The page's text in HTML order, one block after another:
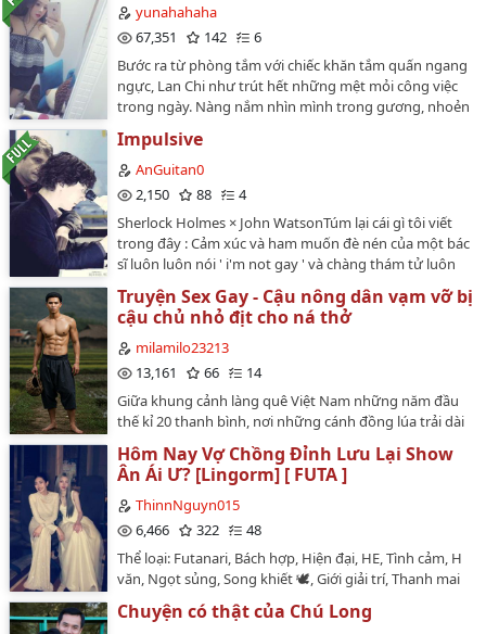
yunahahaha
67,351
142
6
Bước ra từ phòng tắm với chiếc khăn tắm quấn ngang
ngực, Lan Chi như trút hết những mệt mỏi công việc
trong ngày. Nàng nắm nhìn mình trong gương, nhoẻn
mình. Nàng thật đẹp, đôi mắt trong suốt, long lanh,
răng thật đều trắng thấp thoáng sau bờ môi đỏ hồng
tự nhiên. Nàng hơn ai hết, biết rằng mình rất đẹp.…
Impulsive
AnGuitan0
2,150
88
4
Sherlock Holmes × John WatsonTúm lại cái gì tôi viết
trong đây : Cảm xúc và ham muốn đè nén của một bác
sĩ luôn luôn nói ' i'm not gay ' và chàng thám tử luôn
làm sao? Đọc đi, mới biết hen bà con!(Các chap trong
truyện không liên kết với nhau)…
Truyện Sex Gay - Cậu nông dân vạm vỡ bị
cậu chủ nhỏ địt cho ná thở
milamilo23213
13,161
66
14
Giữa khung cảnh làng quê Việt Nam những năm đầu
thế kỉ 20 thanh bình, nơi những cánh đồng lúa trải dài
như tấm thảm xanh mướt, câu chuyện tình yêu đầy
sóng gió giữa Lâm và Minh nảy nở. Lâm, chàng trai
nông dân khỏe mạnh, là con lai nên có thân hình vạm
vỡ, vùng ngực nở nang, cơ bụng săn chắc với những
đường nét khỏe khoắn, cùng với bắp tay và vai vạm vỡ
cuốc cày, mang trong mình sự chân chất, hiền lành của
đất mẹ. Minh, con nhà địa chủ giàu có nhất vùng, sở
hữu vẻ đẹp thanh cao như đóa sen sớm mai, đôi mắt
sáng tựa ánh sao đêm, nhưng ẩn sâu trong đó là một
Hôm Nay Vợ Chồng Đỉnh Lưu Lại Show
Ân Ái Ư? [Lingorm] [ FUTA ]
ThinnNguyn015
6,466
322
48
Thể loại: Futanari, Bách hợp, Hiện đại, HE, Tình cảm, H
văn, Ngọt sủng, Song khiết 🕊️, Giới giải trí, Thanh mai
trúc mã, Hoan hỉ oan gia, Song hướng yêu thầm, Cưới
trước yêu sau, Đô thị tình duyên, 1v1.…
Chuyện có thật của Chú Long